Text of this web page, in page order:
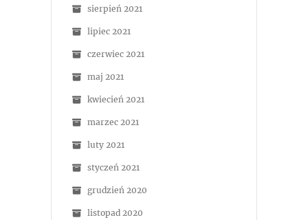
sierpień 2021
lipiec 2021
czerwiec 2021
maj 2021
kwiecień 2021
marzec 2021
luty 2021
styczeń 2021
grudzień 2020
listopad 2020